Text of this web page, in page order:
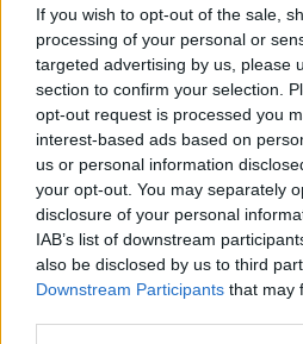
If you wish to opt-out of the sale,
processing of your personal or
targeted advertising by us, please
section to confirm your selection.
opt-out request is processed you
interest-based ads based on
us or personal information
your opt-out. You may separately
disclosure of your personal
IAB’s list of downstream
also be disclosed by us to third
Downstream Participants that may
2023. május. 05. 15:52
A Magyar Közút mind a három
millió forintos csomagból újítja fel,
nem térítendő támogatásként adott.
ILLATSZEREKET
FEL EGYHÁZASRÁDÓC
2023. január. 18. 09:39
Rendesen szétszóródott a
KAMIONNAL
86-OSON
2022. január. 24. 09:36